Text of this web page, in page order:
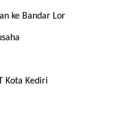
ke Bandar Lor
Kota Kediri